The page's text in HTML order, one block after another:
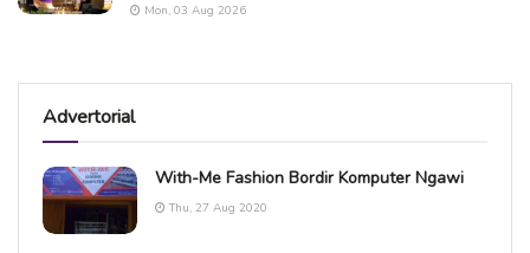
Mon, 03 Aug 2026
Advertorial
With-Me Fashion Bordir Komputer Ngawi
Thu, 27 Aug 2020